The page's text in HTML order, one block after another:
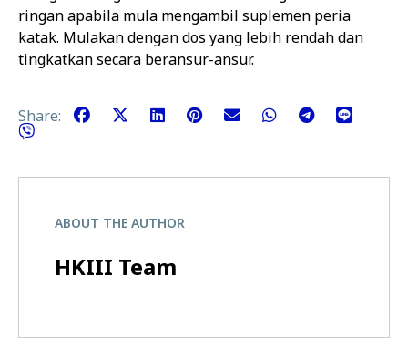
ringan apabila mula mengambil suplemen peria
katak. Mulakan dengan dos yang lebih rendah dan
tingkatkan secara beransur-ansur.
Share:
ABOUT THE AUTHOR
HKIII Team